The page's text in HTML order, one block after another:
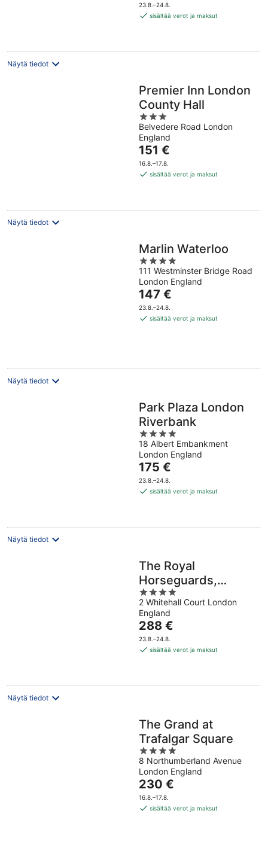
151 €
23.8.–24.8.
sisältää verot ja maksut
Näytä tiedot
Premier Inn London
County Hall
3
out
of
5
Belvedere Road London
England
Hinta
on
151 €
151 €
16.8.–17.8.
sisältää verot ja maksut
Näytä tiedot
Marlin Waterloo
4
out
of
5
111 Westminster Bridge Road
London England
Hinta
on
147 €
147 €
23.8.–24.8.
sisältää verot ja maksut
Näytä tiedot
Park Plaza London
Riverbank
4
out
of
5
18 Albert Embankment
London England
Hinta
on
175 €
175 €
23.8.–24.8.
sisältää verot ja maksut
Näytä tiedot
The Royal
Horseguards,
London
4
out
of
5
2 Whitehall Court London
England
Hinta
on
288 €
288 €
23.8.–24.8.
sisältää verot ja maksut
Näytä tiedot
The Grand at
Trafalgar Square
4
out
of
5
8 Northumberland Avenue
London England
Hinta
on
230 €
230 €
16.8.–17.8.
sisältää verot ja maksut